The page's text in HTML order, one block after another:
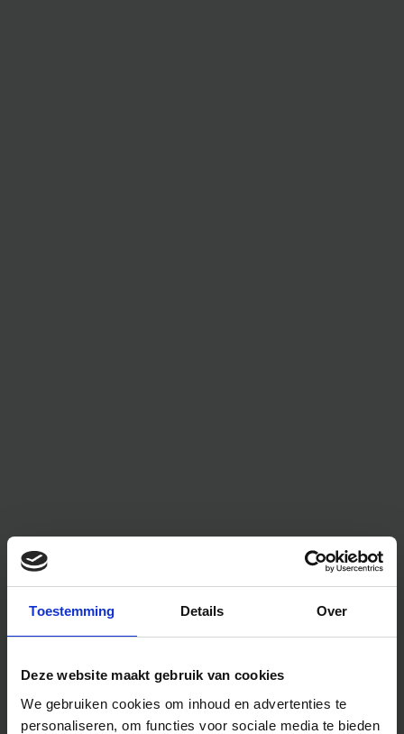
Toestemming Details Over
Deze website maakt gebruik van cookies
We gebruiken cookies om inhoud en advertenties te
personaliseren, om functies voor sociale media te bieden